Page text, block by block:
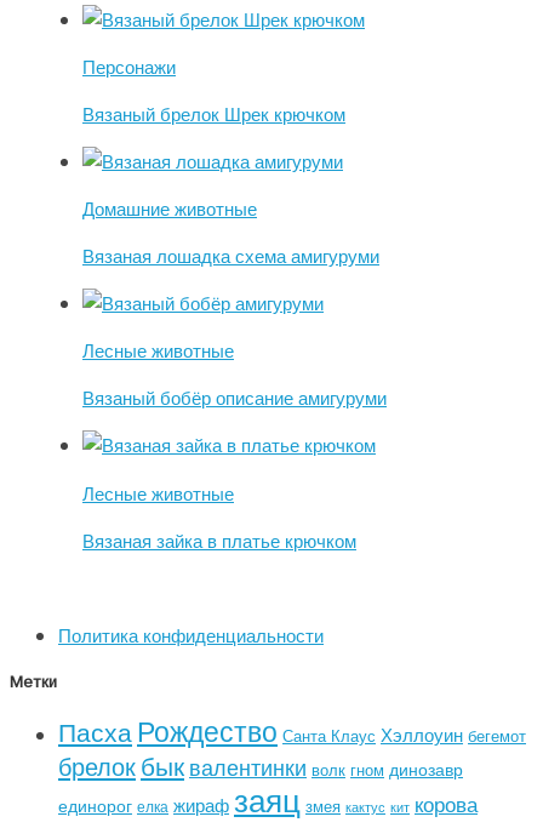
Персонажи
Вязаный брелок Шрек крючком
Домашние животные
Вязаная лошадка схема амигуруми
Лесные животные
Вязаный бобёр описание амигуруми
Лесные животные
Вязаная зайка в платье крючком
Политика конфиденциальности
Метки
ПасхаРождество Санта Клаус Хэллоуин бегемот
брелокбыквалентинки волк гном динозавр
единорог елка жирафзаяц змея кактус кит корова